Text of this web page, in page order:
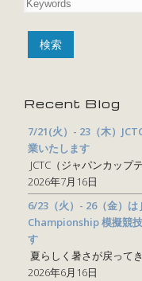
Recent Blog
7/21(火）- 23（木）
業いたします
JCTC（ジャパンカップ
2026年7月16日
6/23（火）- 26（金）
Championship 模擬競
す
夏らしく暑さが戻って
2026年6月16日